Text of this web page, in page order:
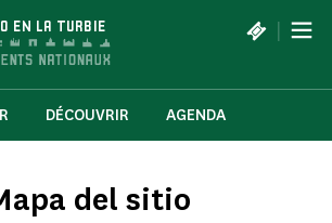
EN LA TURBIE |
DÉCOUVRIR AGENDA
del sitio